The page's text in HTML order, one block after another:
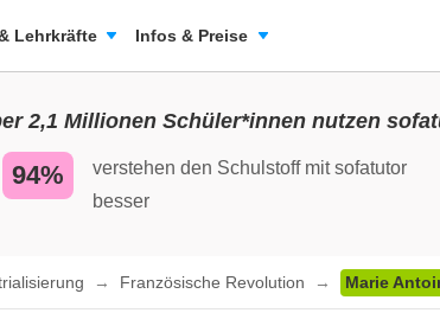
Lehrkräfte Infos & Preise
2,1 Millionen Schüler*innen nutzen
94%
verstehen den Schulstoff mit sofatutor
besser
Französische Revolution Marie